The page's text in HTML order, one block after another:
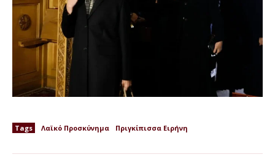
Tags Λαϊκό Προσκύνημα Πριγκίπισσα Ειρήνη